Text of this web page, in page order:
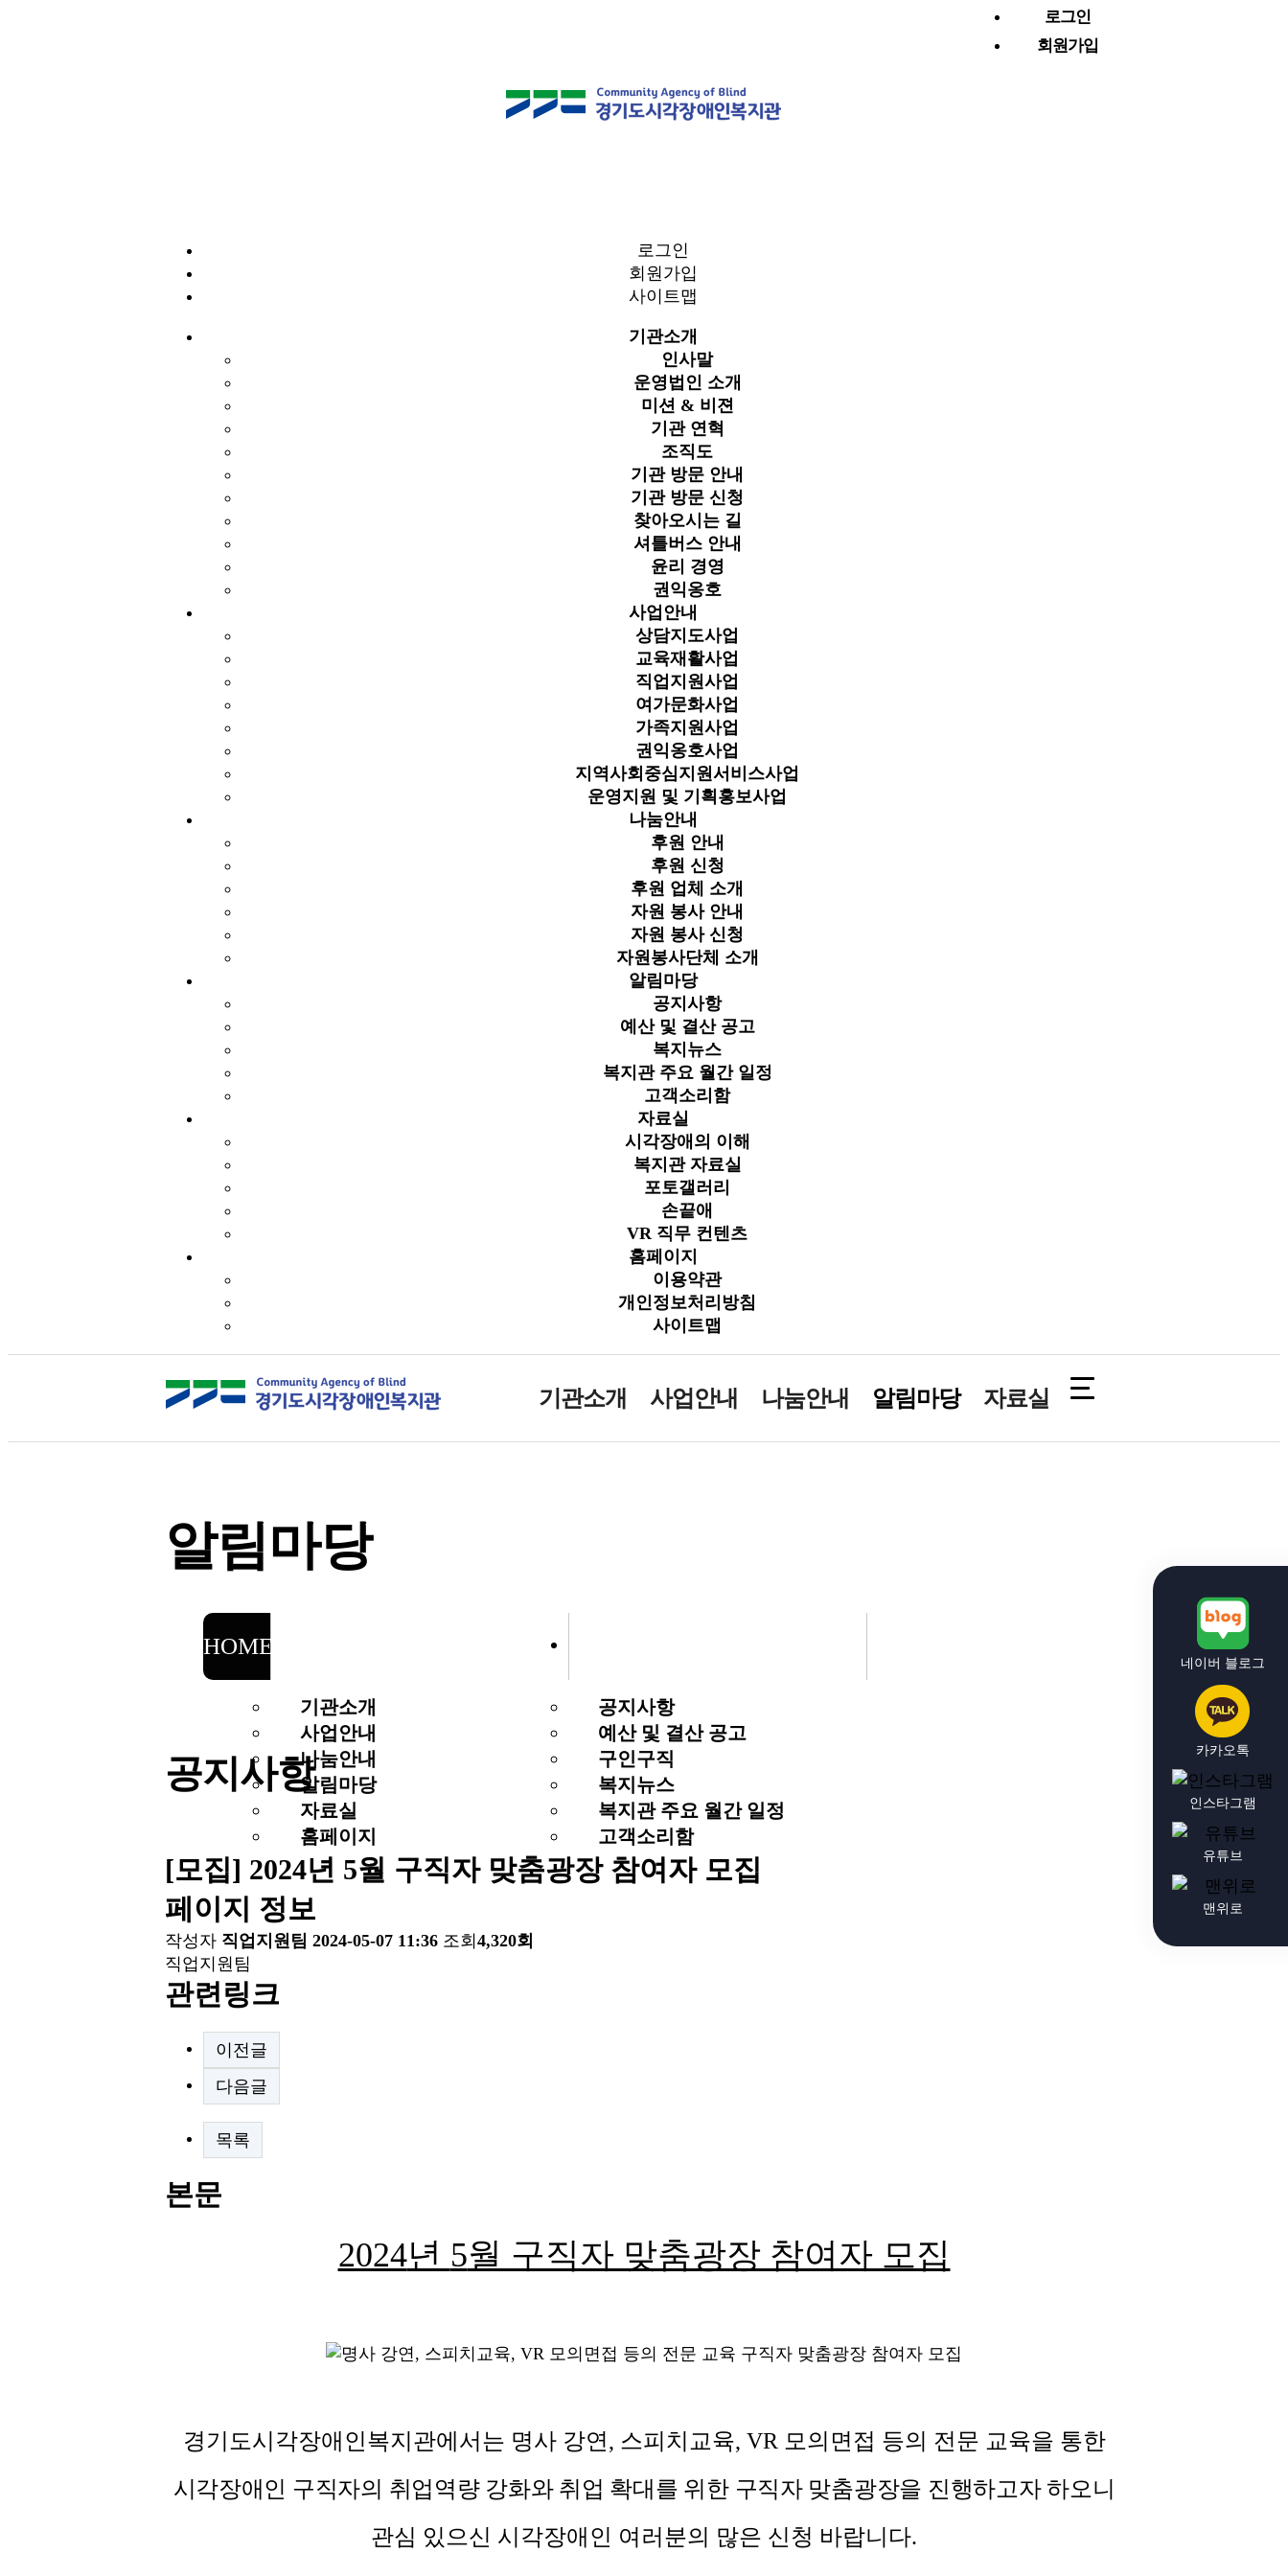
로그인
회원가입
사이트맵
기관소개
인사말
운영법인 소개
미션 & 비젼
기관 연혁
조직도
기관 방문 안내
기관 방문 신청
찾아오시는 길
셔틀버스 안내
윤리 경영
권익옹호
사업안내
상담지도사업
교육재활사업
직업지원사업
여가문화사업
가족지원사업
권익옹호사업
지역사회중심지원서비스사업
운영지원 및 기획홍보사업
나눔안내
후원 안내
후원 신청
후원 업체 소개
자원 봉사 안내
자원 봉사 신청
자원봉사단체 소개
알림마당
공지사항
예산 및 결산 공고
복지뉴스
복지관 주요 월간 일정
고객소리함
자료실
시각장애의 이해
복지관 자료실
포토갤러리
손끝애
VR 직무 컨텐츠
홈페이지
이용약관
개인정보처리방침
사이트맵
로그인
회원가입
기관소개 사업안내 나눔안내 알림마당 자료실
네이버 블로그
카카오톡
인스타그램
유튜브
맨위로
알림마당
HOME
기관소개
사업안내
나눔안내
알림마당
자료실
홈페이지
공지사항
예산 및 결산 공고
구인구직
복지뉴스
복지관 주요 월간 일정
고객소리함
공지사항
[모집] 2024년 5월 구직자 맞춤광장 참여자 모집
페이지 정보
작성자 직업지원팀 2024-05-07 11:36 조회 4,320회
직업지원팀
관련링크
이전글
다음글
목록
본문
2024년 5월 구직자 맞춤광장 참여자 모집
경기도시각장애인복지관에서는 명사 강연, 스피치교육, VR 모의면접 등의 전문 교육을 통한
시각장애인 구직자의 취업역량 강화와 취업 확대를 위한 구직자 맞춤광장을 진행하고자 하오니
관심 있으신 시각장애인 여러분의 많은 신청 바랍니다.